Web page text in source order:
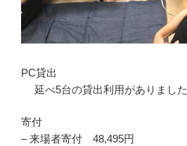
PC貸出
延べ5台の貸出利用がありました
寄付
– 来場者寄付 48,495円